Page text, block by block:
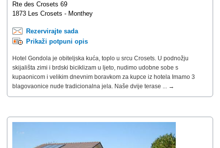
Rte des Crosets 69
1873 Les Crosets - Monthey
Rezervirajte sada
Prikaži potpuni opis
Hotel Gondola je obiteljska kuća, toplo u srcu Crosets. U podnožju
skijališta zimi i brdski biciklizam u ljeto, nudimo udobne sobe s
kupaonicom i velikim dnevnim boravkom za kupce iz hotela Imamo 3
blagovaonice nude tradicionalna jela. Naše dvije terase ... →